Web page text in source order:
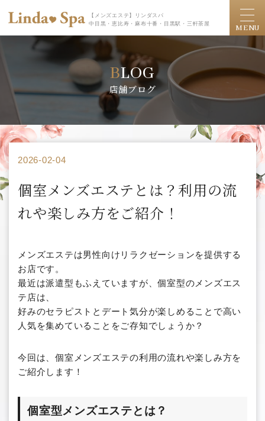
【メンズエステ】リンダスパ
中目黒・恵比寿・麻布十番・目黒駅・三軒茶屋
BLOG
店舗ブログ
2026-02-04
個室メンズエステとは？利用の流
れや楽しみ方をご紹介！
メンズエステは男性向けリラクゼーションを提供する
お店です。
最近は派遣型もふえていますが、個室型のメンズエス
テ店は、
好みのセラピストとデート気分が楽しめることで高い
人気を集めていることをご存知でしょうか？
今回は、個室メンズエステの利用の流れや楽しみ方を
ご紹介します！
個室型メンズエステとは？
MENU